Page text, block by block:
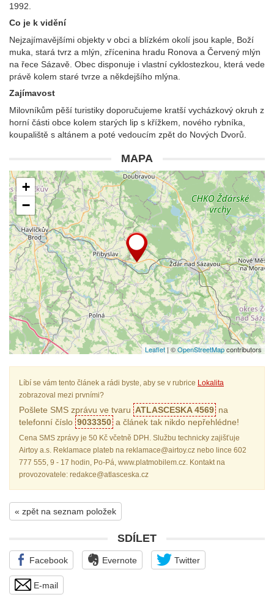
1992.
Co je k vidění
Nejzajímavějšími objekty v obci a blízkém okolí jsou kaple, Boží
muka, stará tvrz a mlýn, zřícenina hradu Ronova a Červený mlýn
na řece Sázavě. Obec disponuje i vlastní cyklostezkou, která vede
právě kolem staré tvrze a někdejšího mlýna.
Zajímavost
Milovníkům pěší turistiky doporučujeme kratší vycházkový okruh z
horní části obce kolem starých lip s křížkem, nového rybníka,
koupaliště s altánem a poté vedoucím zpět do Nových Dvorů.
MAPA
+
−
Leaflet | ©OpenStreetMapcontributors
Líbí se vám tento článek a rádi byste, aby se v rubrice Lokalita
zobrazoval mezi prvními?
Pošlete SMS zprávu ve tvaru ATLASCESKA 4569 na
telefonní číslo 9033350 a článek tak nikdo nepřehlédne!
Cena SMS zprávy je 50 Kč včetně DPH. Službu technicky zajišťuje
Airtoy a.s. Reklamace plateb na reklamace@airtoy.cz nebo lince 602
777 555, 9 - 17 hodin, Po-Pá, www.platmobilem.cz. Kontakt na
provozovatele: redakce@atlasceska.cz
« zpět na seznam položek
SDÍLET
Facebook Evernote Twitter
E-mail